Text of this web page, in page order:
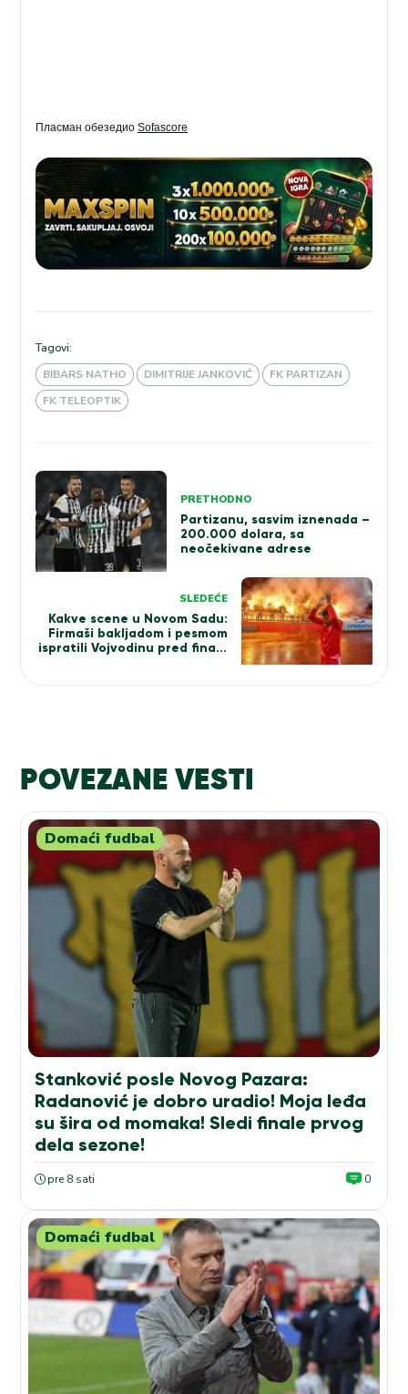
Пласман обезедио Sofascore
Tagovi:
BIBARS NATHO
DIMITRIJE JANKOVIĆ
FK PARTIZAN
FK TELEOPTIK
Kretanje
članka
PRETHODNO
Partizanu, sasvim iznenada –
200.000 dolara, sa
neočekivane adrese
SLEDEĆE
Kakve scene u Novom Sadu:
Firmaši bakljadom i pesmom
ispratili Vojvodinu pred finale
POVEZANE VESTI
Domaći fudbal
Stanković posle Novog Pazara:
Radanović je dobro uradio! Moja leđa
su šira od momaka! Sledi finale prvog
dela sezone!
pre 8 sati 0
Domaći fudbal